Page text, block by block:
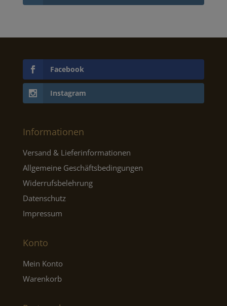
Facebook
Instagram
Informationen
Versand & Lieferinformationen
Allgemeine Geschäftsbedingungen
Widerrufsbelehrung
Datenschutz
Impressum
Konto
Mein Konto
Warenkorb